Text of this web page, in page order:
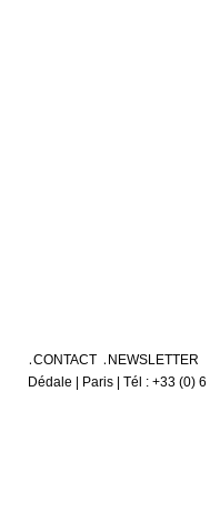
CONTACT
NEWSLETTER
Dédale | Paris | Tél : +33 (0)